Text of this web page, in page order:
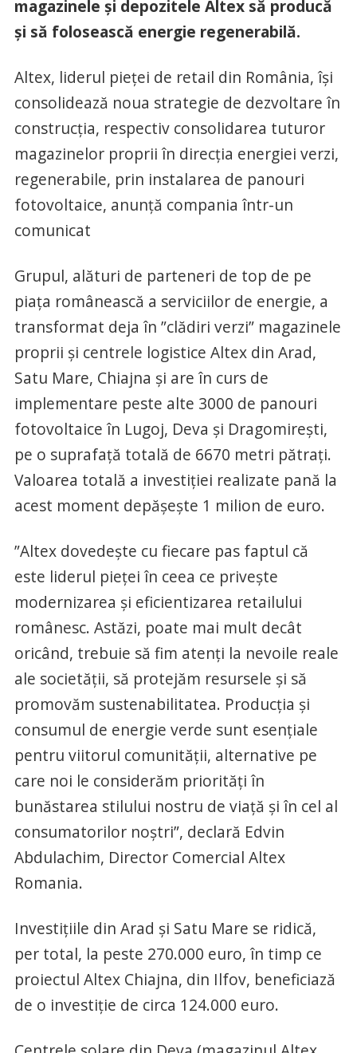
magazinele și depozitele Altex să producă
și să folosească energie regenerabilă.
Altex, liderul pieței de retail din România, își
consolidează noua strategie de dezvoltare în
construcția, respectiv consolidarea tuturor
magazinelor proprii în direcția energiei verzi,
regenerabile, prin instalarea de panouri
fotovoltaice, anunță compania într-un
comunicat
Grupul, alături de parteneri de top de pe
piața românească a serviciilor de energie, a
transformat deja în ”clădiri verzi” magazinele
proprii și centrele logistice Altex din Arad,
Satu Mare, Chiajna și are în curs de
implementare peste alte 3000 de panouri
fotovoltaice în Lugoj, Deva și Dragomirești,
pe o suprafață totală de 6670 metri pătrați.
Valoarea totală a investiției realizate pană la
acest moment depășește 1 milion de euro.
”Altex dovedește cu fiecare pas faptul că
este liderul pieței în ceea ce privește
modernizarea și eficientizarea retailului
românesc. Astăzi, poate mai mult decât
oricând, trebuie să fim atenți la nevoile reale
ale societății, să protejăm resursele și să
promovăm sustenabilitatea. Producția și
consumul de energie verde sunt esențiale
pentru viitorul comunității, alternative pe
care noi le considerăm priorități în
bunăstarea stilului nostru de viață și în cel al
consumatorilor noștri”, declară Edvin
Abdulachim, Director Comercial Altex
Romania.
Investițiile din Arad și Satu Mare se ridică,
per total, la peste 270.000 euro, în timp ce
proiectul Altex Chiajna, din Ilfov, beneficiază
de o investiție de circa 124.000 euro.